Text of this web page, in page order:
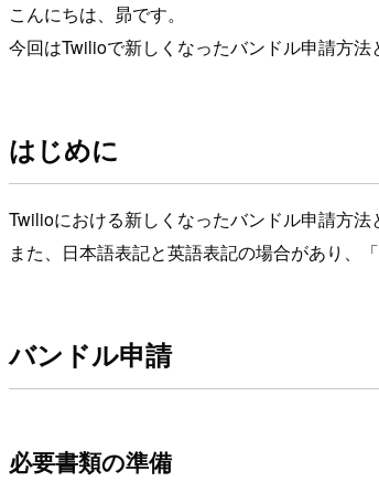
こんにちは、昴です。
今回はTwilioで新しくなったバンドル申請方法
はじめに
Twilioにおける新しくなったバンドル申請方
また、日本語表記と英語表記の場合があり、
バンドル申請
必要書類の準備